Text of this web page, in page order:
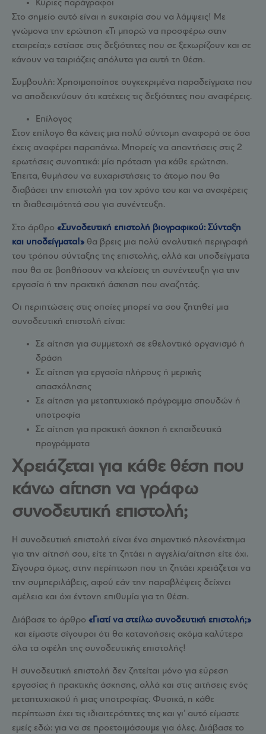
Κύριες παράγραφοι
Στο σημείο αυτό είναι η ευκαιρία σου να λάμψεις! Με
γνώμονα την ερώτηση «Τι μπορώ να προσφέρω στην
εταιρεία;» εστίασε στις δεξιότητες που σε ξεχωρίζουν και σε
κάνουν να ταιριάζεις απόλυτα για αυτή τη θέση.
Συμβουλή: Χρησιμοποίησε συγκεκριμένα παραδείγματα που
να αποδεικνύουν ότι κατέχεις τις δεξιότητες που αναφέρεις.
Επίλογος
Στον επίλογο θα κάνεις μια πολύ σύντομη αναφορά σε όσα
έχεις αναφέρει παραπάνω. Μπορείς να απαντήσεις στις 2
ερωτήσεις συνοπτικά: μία πρόταση για κάθε ερώτηση.
Έπειτα, θυμήσου να ευχαριστήσεις το άτομο που θα
διαβάσει την επιστολή για τον χρόνο του και να αναφέρεις
τη διαθεσιμότητά σου για συνέντευξη.
Στο άρθρο «Συνοδευτική επιστολή βιογραφικού: Σύνταξη
και υποδείγματα!» θα βρεις μια πολύ αναλυτική περιγραφή
του τρόπου σύνταξης της επιστολής, αλλά και υποδείγματα
που θα σε βοηθήσουν να κλείσεις τη συνέντευξη για την
εργασία ή την πρακτική άσκηση που αναζητάς.
Οι περιπτώσεις στις οποίες μπορεί να σου ζητηθεί μια
συνοδευτική επιστολή είναι:
Σε αίτηση για συμμετοχή σε εθελοντικό οργανισμό ή
δράση
Σε αίτηση για εργασία πλήρους ή μερικής
απασχόλησης
Σε αίτηση για μεταπτυχιακό πρόγραμμα σπουδών ή
υποτροφία
Σε αίτηση για πρακτική άσκηση ή εκπαιδευτικά
προγράμματα
Χρειάζεται για κάθε θέση που
κάνω αίτηση να γράφω
συνοδευτική επιστολή;
Η συνοδευτική επιστολή είναι ένα σημαντικό πλεονέκτημα
για την αίτησή σου, είτε τη ζητάει η αγγελία/αίτηση είτε όχι.
Σίγουρα όμως, στην περίπτωση που τη ζητάει χρειάζεται να
την συμπεριλάβεις, αφού εάν την παραβλέψεις δείχνει
αμέλεια και όχι έντονη επιθυμία για τη θέση.
Διάβασε το άρθρο «Γιατί να στείλω συνοδευτική επιστολή;»
και είμαστε σίγουροι ότι θα κατανοήσεις ακόμα καλύτερα
όλα τα οφέλη της συνοδευτικής επιστολής!
Η συνοδευτική επιστολή δεν ζητείται μόνο για εύρεση
εργασίας ή πρακτικής άσκησης, αλλά και στις αιτήσεις ενός
μεταπτυχιακού ή μιας υποτροφίας. Φυσικά, η κάθε
περίπτωση έχει τις ιδιαιτερότητες της και γι’ αυτό είμαστε
εμείς εδώ: για να σε προετοιμάσουμε για όλες. Διάβασε το